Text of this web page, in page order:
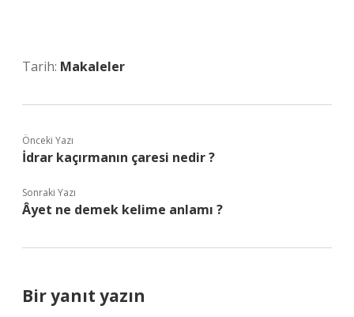
Tarih: Makaleler
Önceki Yazı
İdrar kaçırmanın çaresi nedir ?
Sonraki Yazı
Âyet ne demek kelime anlamı ?
Bir yanıt yazın